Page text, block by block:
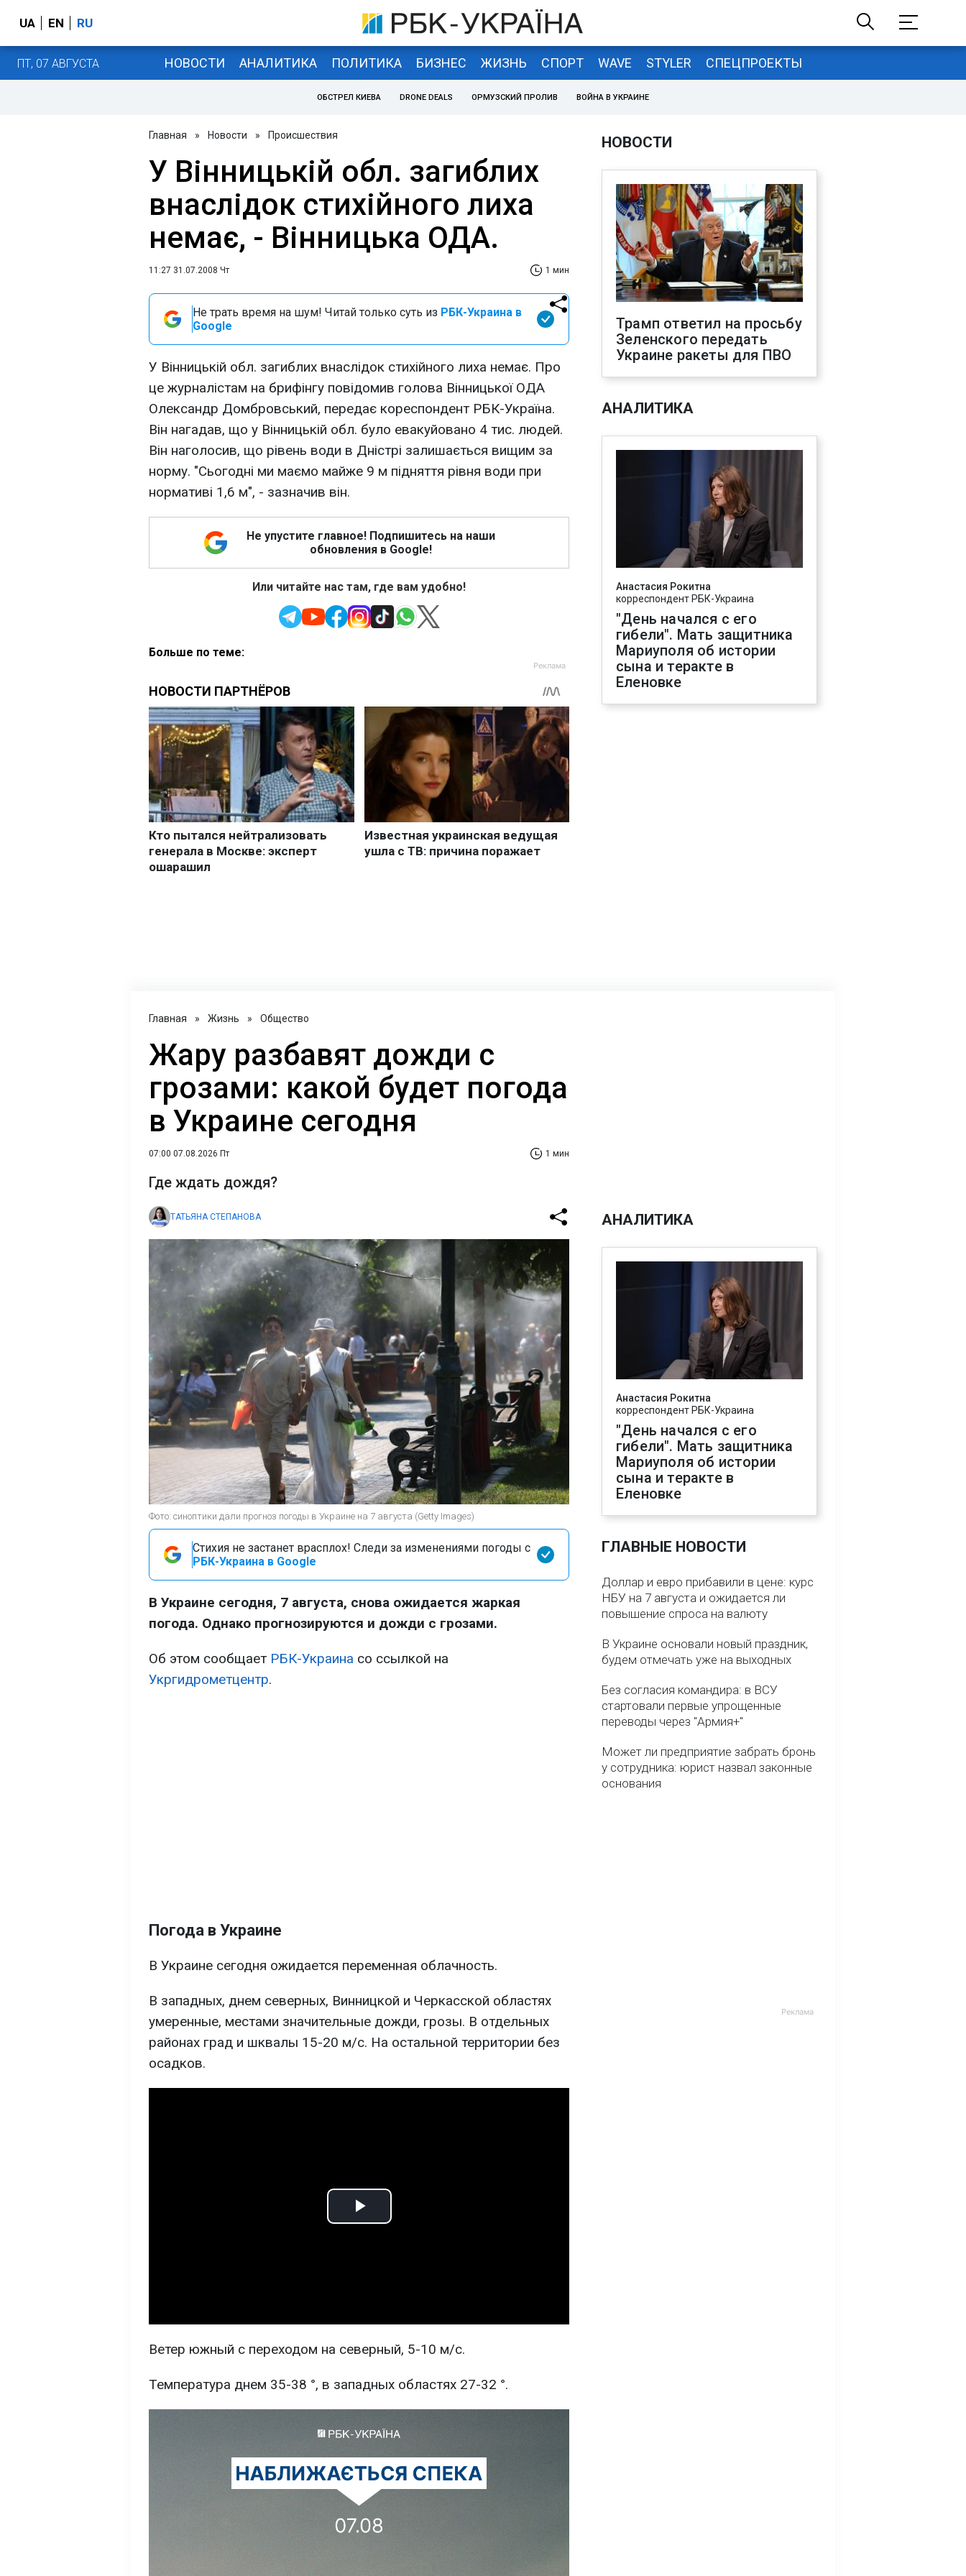
UA EN RU
ПТ, 07 АВГУСТА НОВОСТИ АНАЛИТИКА ПОЛИТИКА БИЗНЕС ЖИЗНЬ СПОРТ WAVE STYLER СПЕЦПРОЕКТЫ
ОБСТРЕЛ КИЕВА DRONE DEALS ОРМУЗСКИЙ ПРОЛИВ ВОЙНА В УКРАИНЕ
Главная » Новости » Происшествия
У Вінницькій обл. загиблих
внаслідок стихійного лиха
немає, - Вінницька ОДА.
11:27 31.07.2008 Чт 1 мин
Не трать время на шум! Читай только суть из РБК-Украина в
Google
У Вінницькій обл. загиблих внаслідок стихійного лиха немає. Про
це журналістам на брифінгу повідомив голова Вінницької ОДА
Олександр Домбровський, передає кореспондент РБК-Україна.
Він нагадав, що у Вінницькій обл. було евакуйовано 4 тис. людей.
Він наголосив, що рівень води в Дністрі залишається вищим за
норму. "Сьогодні ми маємо майже 9 м підняття рівня води при
нормативі 1,6 м", - зазначив він.
Не упустите главное! Подпишитесь на наши
обновления в Google!
Или читайте нас там, где вам удобно!
Больше по теме:
НОВОСТИ
Трамп ответил на просьбу
Зеленского передать
Украине ракеты для ПВО
АНАЛИТИКА
Анастасия Рокитна
корреспондент РБК-Украина
"День начался с его
гибели". Мать защитника
Мариуполя об истории
сына и теракте в
Еленовке
Главная » Жизнь » Общество
Жару разбавят дожди с
грозами: какой будет погода
в Украине сегодня
07:00 07.08.2026 Пт 1 мин
Где ждать дождя?
ТАТЬЯНА СТЕПАНОВА
Фото: синоптики дали прогноз погоды в Украине на 7 августа (Getty Images)
Стихия не застанет врасплох! Следи за изменениями погоды с
РБК-Украина в Google
В Украине сегодня, 7 августа, снова ожидается жаркая
погода. Однако прогнозируются и дожди с грозами.
Об этом сообщает РБК-Украина со ссылкой на
Укргидрометцентр.
Погода в Украине
В Украине сегодня ожидается переменная облачность.
В западных, днем северных, Винницкой и Черкасской областях
умеренные, местами значительные дожди, грозы. В отдельных
районах град и шквалы 15-20 м/с. На остальной территории без
осадков.
Play
Ветер южный с переходом на северный, 5-10 м/с.
Температура днем 35-38 °, в западных областях 27-32 °.
АНАЛИТИКА
Анастасия Рокитна
корреспондент РБК-Украина
"День начался с его
гибели". Мать защитника
Мариуполя об истории
сына и теракте в
Еленовке
ГЛАВНЫЕ НОВОСТИ
Доллар и евро прибавили в цене: курс
НБУ на 7 августа и ожидается ли
повышение спроса на валюту
В Украине основали новый праздник,
будем отмечать уже на выходных
Без согласия командира: в ВСУ
стартовали первые упрощенные
переводы через "Армия+"
Может ли предприятие забрать бронь
у сотрудника: юрист назвал законные
основания